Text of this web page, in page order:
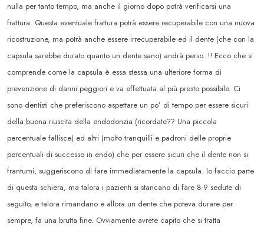
nulla per tanto tempo, ma anche il giorno dopo potrà verificarsi una
frattura. Questa eventuale frattura potrà essere recuperabile con una nuova
ricostruzione, ma potrà anche essere irrecuperabile ed il dente (che con la
capsula sarebbe durato quanto un dente sano) andrà perso..!! Ecco che si
comprende come la capsula è essa stessa una ulteriore forma di
prevenzione di danni peggiori e va effettuata al più presto possibile. Ci
sono dentisti che preferiscono aspettare un po’ di tempo per essere sicuri
della buona riuscita della endodonzia (ricordate?? Una piccola
percentuale fallisce) ed altri (molto tranquilli e padroni delle proprie
percentuali di successo in endo) che per essere sicuri che il dente non si
frantumi, suggeriscono di fare immediatamente la capsula. Io faccio parte
di questa schiera, ma talora i pazienti si stancano di fare 8-9 sedute di
seguito, e talora rimandano e allora un dente che poteva durare per
sempre, fa una brutta fine. Ovviamente avrete capito che si tratta